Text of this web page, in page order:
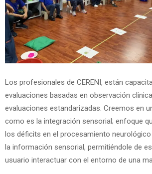
Los profesionales de CERENI, están
evaluaciones basadas en observación
evaluaciones estandarizadas. Creemos en
como es la integración sensorial; enfoque
los déficits en el procesamiento
la información sensorial, permitiéndole de
usuario interactuar con el entorno de una